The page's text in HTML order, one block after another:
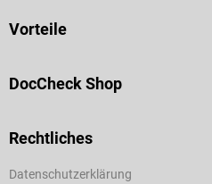
Vorteile
DocCheck Shop
Rechtliches
Datenschutzerklärung